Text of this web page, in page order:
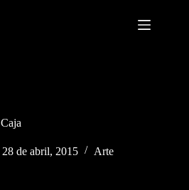
Caja
28 de abril, 2015 Arte